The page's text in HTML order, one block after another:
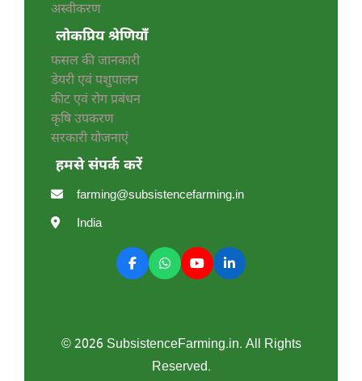
अस्वीकरण
लोकप्रिय श्रेणियाँ
फसल की जानकारी
डेयरी एवं पशुपालन
कीट एवं रोग प्रबंधन
कृषि उपकरण
सरकारी योजनाएं
हमसे संपर्क करें
farming@subsistencefarming.in
India
© 2026 SubsistenceFarming.in. All Rights
Reserved.